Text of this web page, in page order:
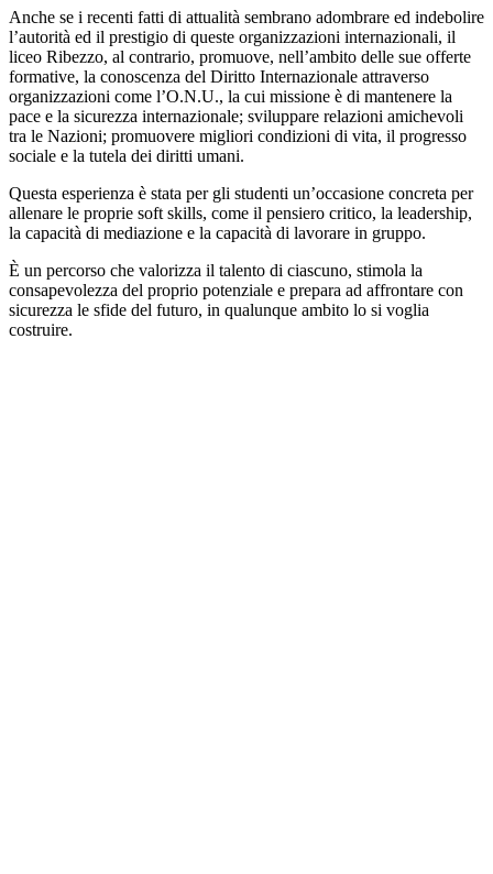
Anche se i recenti fatti di attualità sembrano adombrare ed indebolire
l’autorità ed il prestigio di queste organizzazioni internazionali, il
liceo Ribezzo, al contrario, promuove, nell’ambito delle sue offerte
formative, la conoscenza del Diritto Internazionale attraverso
organizzazioni come l’O.N.U., la cui missione è di mantenere la
pace e la sicurezza internazionale; sviluppare relazioni amichevoli
tra le Nazioni; promuovere migliori condizioni di vita, il progresso
sociale e la tutela dei diritti umani.
Questa esperienza è stata per gli studenti un’occasione concreta per
allenare le proprie soft skills, come il pensiero critico, la leadership,
la capacità di mediazione e la capacità di lavorare in gruppo.
È un percorso che valorizza il talento di ciascuno, stimola la
consapevolezza del proprio potenziale e prepara ad affrontare con
sicurezza le sfide del futuro, in qualunque ambito lo si voglia
costruire.